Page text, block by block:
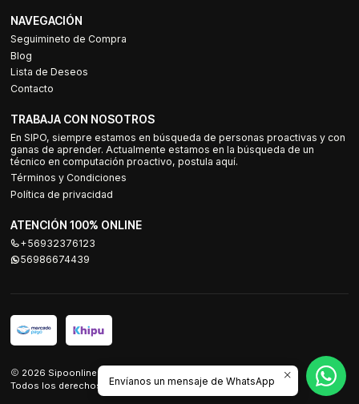
NAVEGACIÓN
Seguimineto de Compra
Blog
Lista de Deseos
Contacto
TRABAJA CON NOSOTROS
En SIPO, siempre estamos en búsqueda de personas proactivas y con
ganas de aprender. Actualmente estamos en la búsqueda de un
técnico en computación proactivo, postula aquí.
Términos y Condiciones
Política de privacidad
ATENCIÓN 100% ONLINE
+56932376123
56986674439
2026 Sipoonline.
Todos los derechos reservados.Desarrollado por Jumpseller
Envíanos un mensaje de WhatsApp